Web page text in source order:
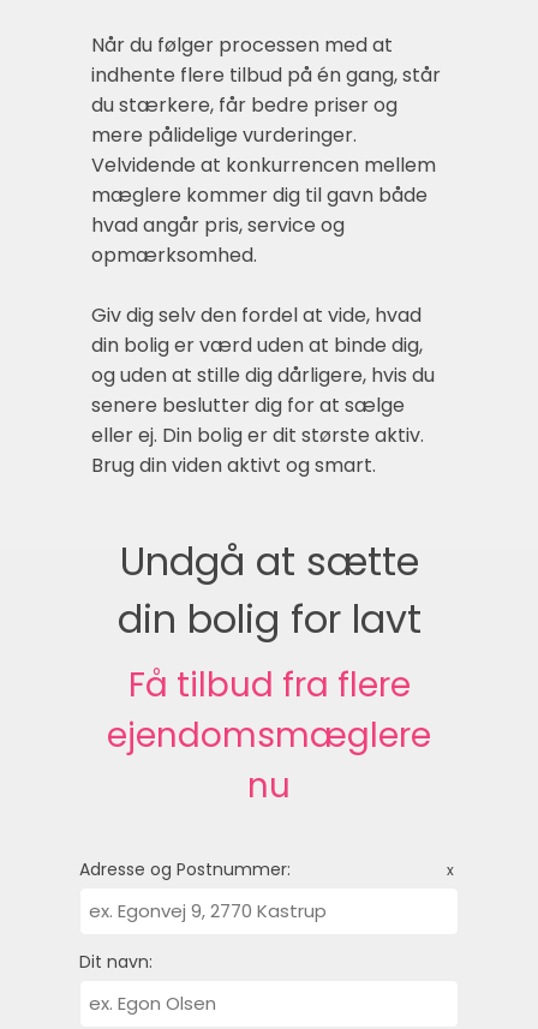
Når du følger processen med at
indhente flere tilbud på én gang, står
du stærkere, får bedre priser og
mere pålidelige vurderinger.
Velvidende at konkurrencen mellem
mæglere kommer dig til gavn både
hvad angår pris, service og
opmærksomhed.
Giv dig selv den fordel at vide, hvad
din bolig er værd uden at binde dig,
og uden at stille dig dårligere, hvis du
senere beslutter dig for at sælge
eller ej. Din bolig er dit største aktiv.
Brug din viden aktivt og smart.
Undgå at sætte
din bolig for lavt
Få tilbud fra flere
ejendomsmæglere
nu
Adresse og Postnummer: x
Dit navn: